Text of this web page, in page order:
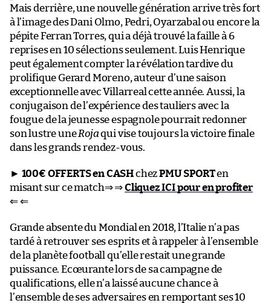
Mais derrière, une nouvelle génération arrive très fort
à l’image des Dani Olmo, Pedri, Oyarzabal ou encore la
pépite Ferran Torres, qui a déjà trouvé la faille à 6
reprises en 10 sélections seulement. Luis Henrique
peut également compter la révélation tardive du
prolifique Gerard Moreno, auteur d’une saison
exceptionnelle avec Villarreal cette année. Aussi, la
conjugaison de l’expérience des tauliers avec la
fougue de la jeunesse espagnole pourrait redonner
son lustre uneRojaqui vise toujours la victoire finale
dans les grands rendez-vous.
► 100€ OFFERTS en CASHchezPMU SPORTen
misant sur ce match⇒ ⇒Cliquez ICI pour en profiter
⇐ ⇐
Grande absente du Mondial en 2018, l’Italie n’a pas
tardé à retrouver ses esprits et à rappeler à l’ensemble
de la planète football qu’elle restait une grande
puissance. Ecœurante lors de sa campagne de
qualifications, elle n’a laissé aucune chance à
l’ensemble de ses adversaires en remportant ses 10